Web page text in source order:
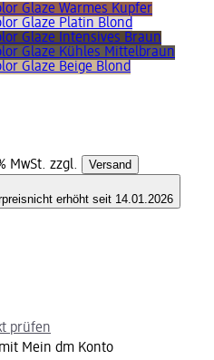
Glaze Warmes Kupfer
Glaze Platin Blond
Glaze Intensives Braun
Glaze Kühles Mittelbraun
Glaze Beige Blond
MwSt. zzgl. Versand
nicht erhöht seit 14.01.2026
prüfen
Mein dm Konto